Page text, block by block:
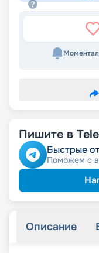
Пишите в
Быстрые
Поможем с
Описание